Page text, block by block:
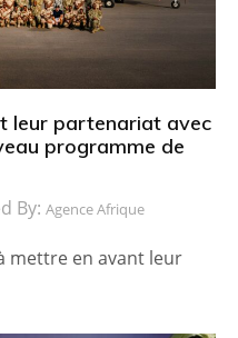
leur partenariat avec
programme de
By: Agence Afrique
mettre en avant leur